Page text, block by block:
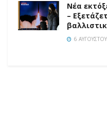
Νέα
–
6